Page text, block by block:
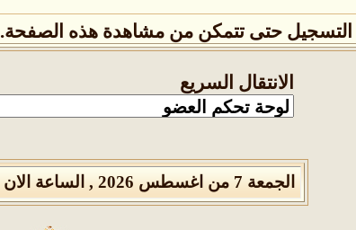
التسجيل حتى تتمكن من مشاهدة هذه الصفحة.
الانتقال السريع
الجمعة 7 من اغسطس 2026 , الساعة الان 01:28:33 مساءً.